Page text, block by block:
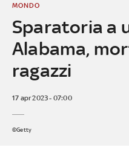
Sparatoria a
Alabama,
ragazzi
MONDO
17 apr 2023 - 07:00
©Getty